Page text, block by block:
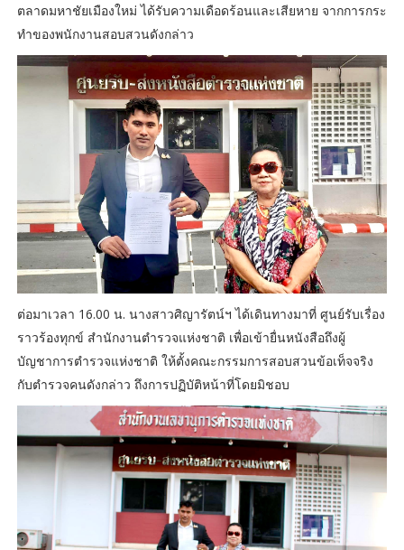
ตลาดมหาชัยเมืองใหม่ ได้รับความเดือดร้อนและเสียหาย จากการกระ
ทำของพนักงานสอบสวนดังกล่าว
ต่อมาเวลา 16.00 น. นางสาวศิญารัตน์ฯ ได้เดินทางมาที่ ศูนย์รับเรื่อง
ราวร้องทุกข์ สำนักงานตำรวจแห่งชาติ เพื่อเข้ายื่นหนังสือถึงผู้
บัญชาการตำรวจแห่งชาติ ให้ตั้งคณะกรรมการสอบสวนข้อเท็จจริง
กับตำรวจคนดังกล่าว ถึงการปฏิบัติหน้าที่โดยมิชอบ